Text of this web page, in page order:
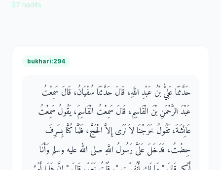
37 hadits
bukhari:294
حَدَّثَنَا عَلِيُّ بْنُ عَبْدِ اللَّهِ، قَالَ حَدَّثَنَا سُفْيَانُ، قَالَ سَمِعْتُ
عَبْدَ الرَّحْمَنِ بْنَ الْقَاسِمِ، قَالَ سَمِعْتُ الْقَاسِمَ، يَقُولُ سَمِعْتُ
عَائِشَةَ، تَقُولُ خَرَجْنَا لاَ نَرَى إِلاَّ الْحَجَّ، فَلَمَّا كُنَّا بِسَرِفَ
حِضْتُ، فَدَخَلَ عَلَىَّ رَسُولُ اللَّهِ صلى الله عليه وسلم وَأَنَا